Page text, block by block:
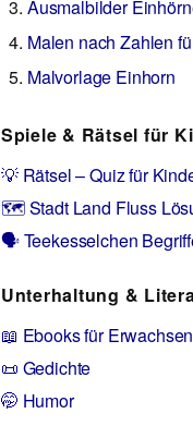
Ausmalbilder
Malen nach Zahlen
Malvorlage Einhorn
Spiele & Rätsel für
💡 Rätsel – Quiz für
🗺️ Stadt Land Fluss
🗣️ Teekesselchen
Unterhaltung &
📖 Ebooks für
📜 Gedichte
🤭 Humor